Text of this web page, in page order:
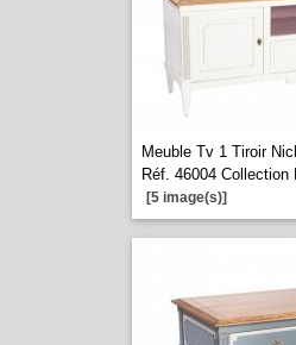
Meuble Tv 1 Tiroir
Réf. 46004 Collection
[5 image(s)]